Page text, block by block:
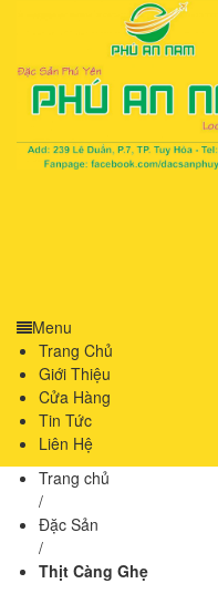
Menu
Trang Chủ
Giới Thiệu
Cửa Hàng
Tin Tức
Liên Hệ
Trang chủ
/
Đặc Sản
/
Thịt Càng Ghẹ